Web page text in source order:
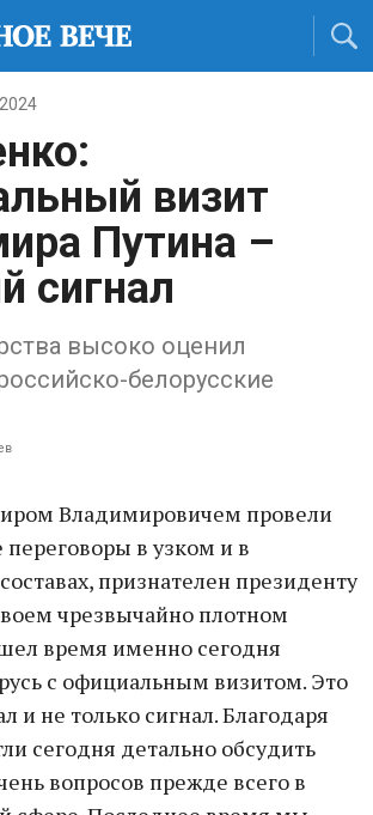
визит
Путина –
сигнал
высоко оценил
белорусские
Владимировичем провели
в узком и в
признателен президенту
чрезвычайно плотном
время именно сегодня
с официальным визитом. Это
и не только сигнал. Благодаря
сегодня детально обсудить
вопросов прежде всего в